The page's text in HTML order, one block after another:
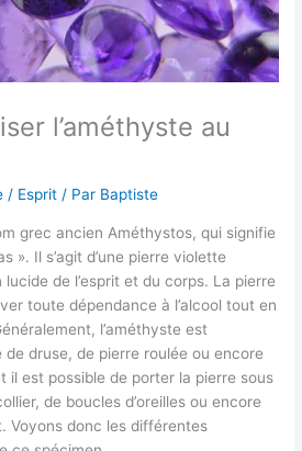
l’améthyste au
/ Esprit / Par Baptiste
grec ancien Améthystos, qui signifie
». Il s’agit d’une pierre violette
de l’esprit et du corps. La pierre
toute dépendance à l’alcool tout en
l’améthyste est
druse, de pierre roulée ou encore
il est possible de porter la pierre sous
de boucles d’oreilles ou encore
Voyons donc les différentes